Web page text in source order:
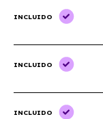
INCLUIDO
INCLUIDO
INCLUIDO